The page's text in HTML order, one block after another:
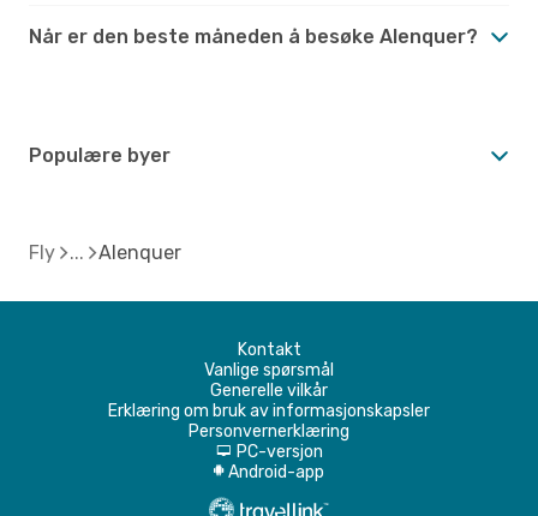
Når er den beste måneden å besøke Alenquer?
Populære byer
Fly Alenquer
Kontakt
Vanlige spørsmål
Generelle vilkår
Erklæring om bruk av informasjonskapsler
Personvernerklæring
d PC-versjon
A Android-app